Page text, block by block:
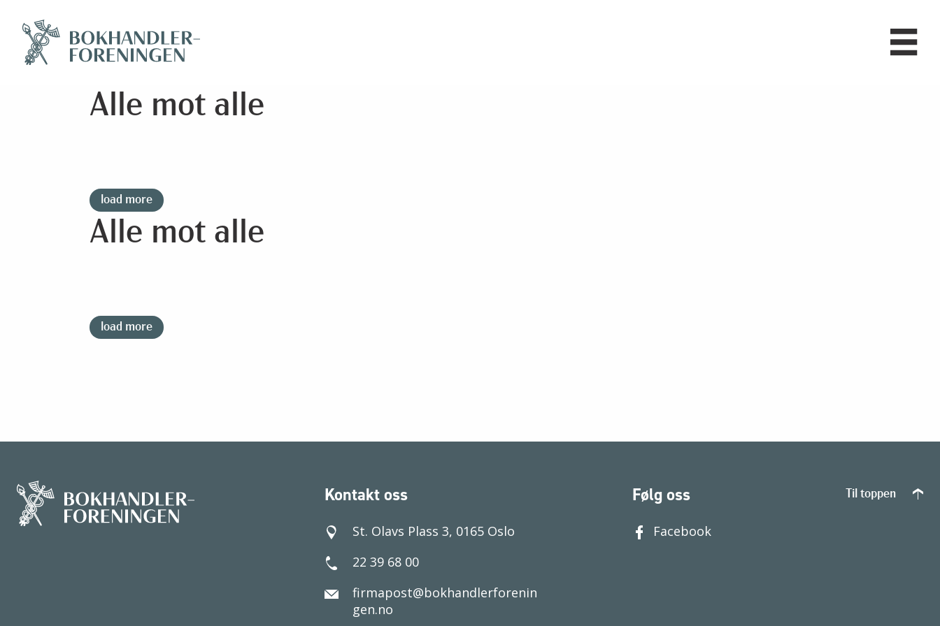
Alle mot alle
load more
Alle mot alle
load more
Kontakt oss
St. Olavs Plass 3, 0165 Oslo
22 39 68 00
firmapost@bokhandlerforenin
gen.no
Følg oss
Facebook
Til toppen